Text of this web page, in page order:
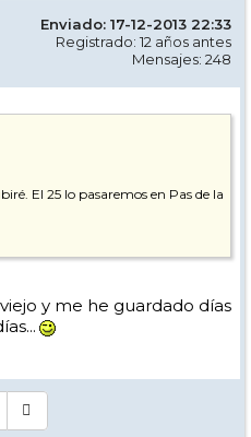
Enviado: 17-12-2013 22:33
Registrado: 12 años antes
Mensajes: 248
El 25 lo pasaremos en Pas de la
y me he guardado días